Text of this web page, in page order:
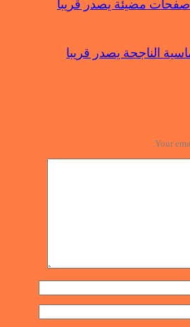
صفحات مضيئة يصدر قريبا
الناجحة يصدر قريبا
Your